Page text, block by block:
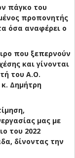
πάγκο του
προπονητής
όσα αναφέρει ο
που ξεπερνούν
και γίνονται
του Α.Ο.
Δημήτρη
μας με
του 2022
δίνοντας την